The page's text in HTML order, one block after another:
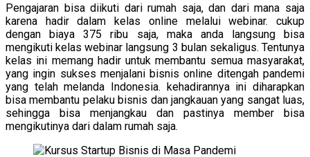
Pengajaran bisa diikuti dari rumah saja, dan dari mana saja
karena hadir dalam kelas online melalui webinar. cukup
dengan biaya 375 ribu saja, maka anda langsung bisa
mengikuti kelas webinar langsung 3 bulan sekaligus. Tentunya
kelas ini memang hadir untuk membantu semua masyarakat,
yang ingin sukses menjalani bisnis online ditengah pandemi
yang telah melanda Indonesia. kehadirannya ini diharapkan
bisa membantu pelaku bisnis dan jangkauan yang sangat luas,
sehingga bisa menjangkau dan pastinya member bisa
mengikutinya dari dalam rumah saja.